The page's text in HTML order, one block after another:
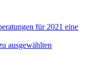
für 2021 eine
ausgewählten